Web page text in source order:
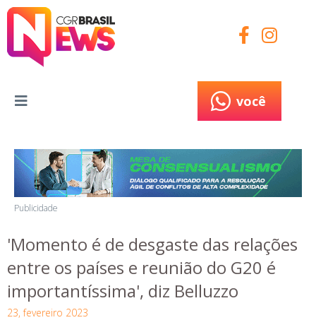
você
Publicidade
'Momento é de desgaste das relações
entre os países e reunião do G20 é
importantíssima', diz Belluzzo
23, fevereiro 2023